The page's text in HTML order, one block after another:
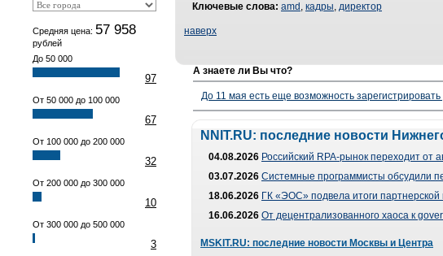
Средняя цена: 57 958
рублей
До 50 000
97
От 50 000 до 100 000
67
От 100 000 до 200 000
32
От 200 000 до 300 000
10
От 300 000 до 500 000
3
Ключевые слова: amd , кадры, директор
наверх
А знаете ли Вы что?
До 11 мая есть еще возможность
NNIT.RU: последние новости
04.08.2026 Российский RPA-рынок переходит от
03.07.2026 Системные программисты обсудили
18.06.2026 ГК «ЭОС» подвела итоги
16.06.2026 От децентрализованного хаоса к
MSKIT.RU: последние новости Москвы и Центра